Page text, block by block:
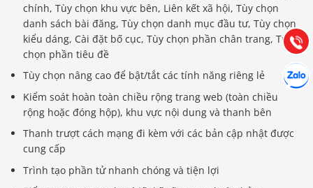
chính, Tùy chọn khu vực bên, Liên kết xã hội, Tùy chọn
danh sách bài đăng, Tùy chọn danh mục đầu tư, Tùy chọn
kiểu dáng, Cài đặt bố cục, Tùy chọn phần chân trang, Tùy
chọn phần tiêu đề
Tùy chọn nâng cao để bật/tắt các tính năng riêng lẻ
Kiểm soát hoàn toàn chiều rộng trang web (toàn chiều
rộng hoặc đóng hộp), khu vực nội dung và thanh bên
Thanh trượt cách mạng đi kèm với các bản cập nhật được
cung cấp
Trình tạo phần tử nhanh chóng và tiện lợi
Gọi
Hướng dẫn & Hỗ trợ:
(028) 22.166.144
Chát
Tư vấn
Hợp tác